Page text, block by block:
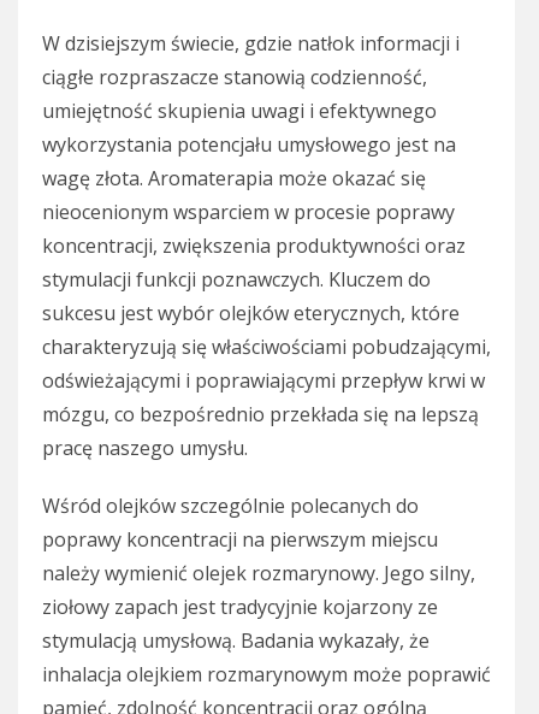
W dzisiejszym świecie, gdzie natłok informacji i
ciągłe rozpraszacze stanowią codzienność,
umiejętność skupienia uwagi i efektywnego
wykorzystania potencjału umysłowego jest na
wagę złota. Aromaterapia może okazać się
nieocenionym wsparciem w procesie poprawy
koncentracji, zwiększenia produktywności oraz
stymulacji funkcji poznawczych. Kluczem do
sukcesu jest wybór olejków eterycznych, które
charakteryzują się właściwościami pobudzającymi,
odświeżającymi i poprawiającymi przepływ krwi w
mózgu, co bezpośrednio przekłada się na lepszą
pracę naszego umysłu.
Wśród olejków szczególnie polecanych do
poprawy koncentracji na pierwszym miejscu
należy wymienić olejek rozmarynowy. Jego silny,
ziołowy zapach jest tradycyjnie kojarzony ze
stymulacją umysłową. Badania wykazały, że
inhalacja olejkiem rozmarynowym może poprawić
pamięć, zdolność koncentracji oraz ogólną